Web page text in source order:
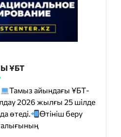
ҰБТ
Тамыз айындағы ҰБТ-
2026 жылғы 25 шілде
өтеді.
Өтініш беру